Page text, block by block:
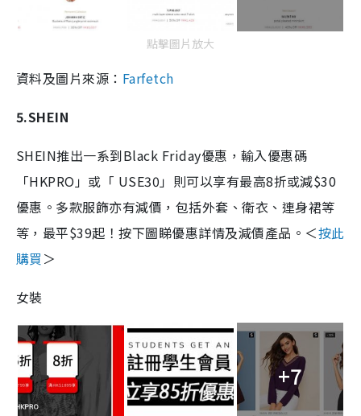
點擊圖片放大
資料及圖片來源： Farfetch
5.SHEIN
SHEIN推出一系到Black Friday優惠，輸入優惠碼
「HKPRO」或「 USE30」則可以享有最高8折或減$30
優惠。多款服飾亦有減價，包括外套、衛衣、連身裙等
等，最平$39起！按下圖睇優惠詳情及減價產品。＜按此
購買 ＞
女裝
+7